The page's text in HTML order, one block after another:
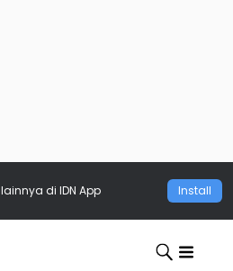
lainnya di IDN App Install